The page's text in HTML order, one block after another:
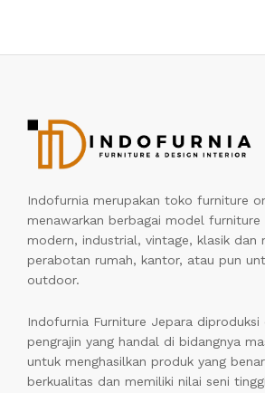
Indofurnia merupakan toko furniture
menawarkan berbagai model furniture
modern, industrial, vintage, klasik dan
perabotan rumah, kantor, atau pun
outdoor.
Indofurnia Furniture Jepara diproduksi
pengrajin yang handal di bidangnya
untuk menghasilkan produk yang
berkualitas dan memiliki nilai seni